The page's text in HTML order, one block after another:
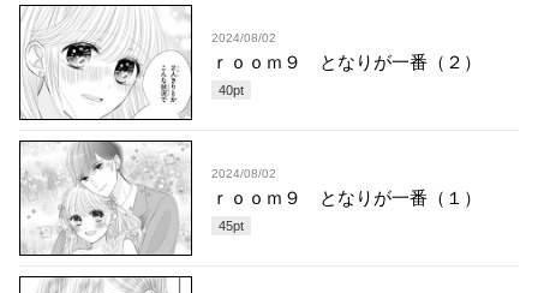
2024/08/02
ｒｏｏｍ９ となりが一番（２）
40pt
2024/08/02
ｒｏｏｍ９ となりが一番（１）
45pt